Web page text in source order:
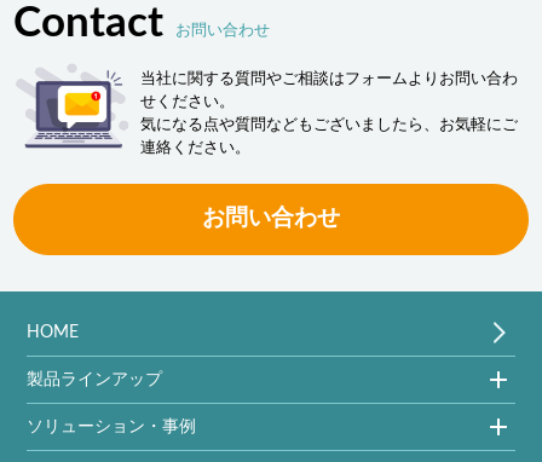
Contact お問い合わせ
当社に関する質問やご相談はフォームよりお問い合わ
せください。
気になる点や質問などもございましたら、お気軽にご
連絡ください。
お問い合わせ
HOME
製品ラインアップ
ソリューション・事例